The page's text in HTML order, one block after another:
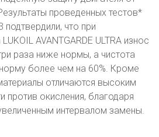
проведенных тестов*
что при
AVANTGARDE ULTRA износ
раза ниже нормы, а чистота
более чем на 60%. Кроме
отличаются высоким
против окисления, благодаря
интервалом замены.